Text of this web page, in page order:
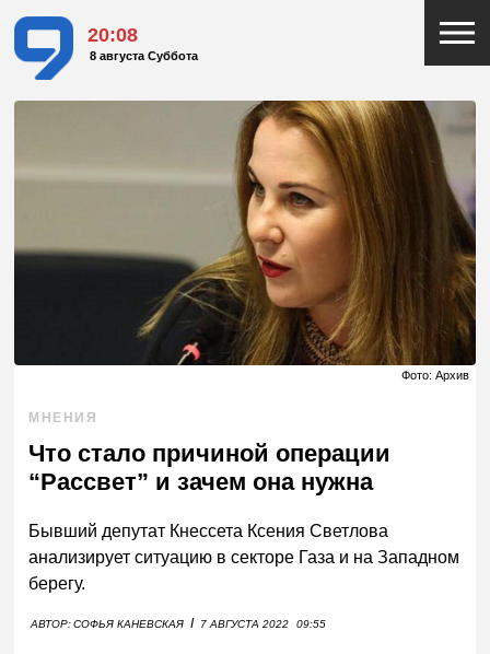
20:08
8 августа Суббота
Фото: Архив
МНЕНИЯ
Что стало причиной операции
“Рассвет” и зачем она нужна
Бывший депутат Кнессета Ксения Светлова
анализирует ситуацию в секторе Газа и на Западном
берегу.
АВТОР:СОФЬЯ КАНЕВСКАЯ I 7 АВГУСТА 2022 09:55